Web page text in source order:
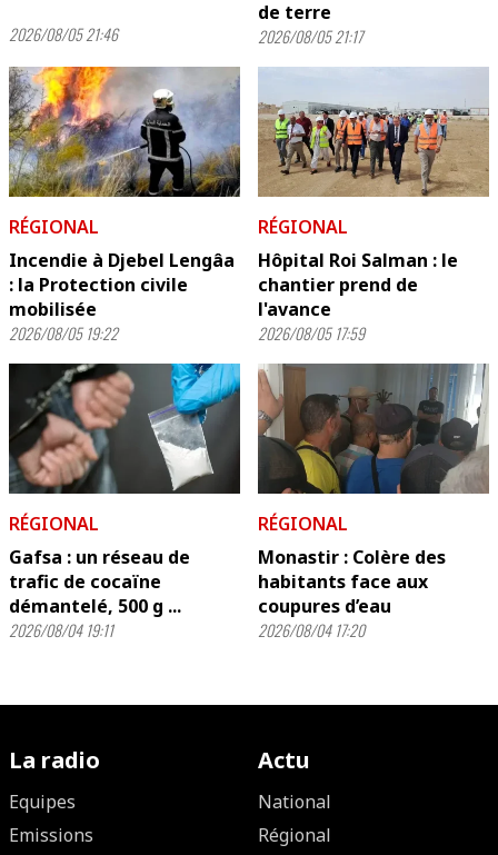
2026/08/05 21:46
de terre
2026/08/05 21:17
RÉGIONAL
Incendie à Djebel Lengâa
: la Protection civile
mobilisée
2026/08/05 19:22
RÉGIONAL
Hôpital Roi Salman : le
chantier prend de
l'avance
2026/08/05 17:59
RÉGIONAL
Gafsa : un réseau de
trafic de cocaïne
démantelé, 500 g ...
2026/08/04 19:11
RÉGIONAL
Monastir : Colère des
habitants face aux
coupures d’eau
2026/08/04 17:20
La radio
Equipes
Emissions
Actu
National
Régional